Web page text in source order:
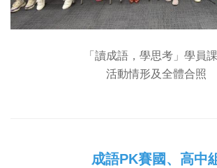
「讀成語，學思考」學員
活動情形及全體合照
成語PK賽國、高中